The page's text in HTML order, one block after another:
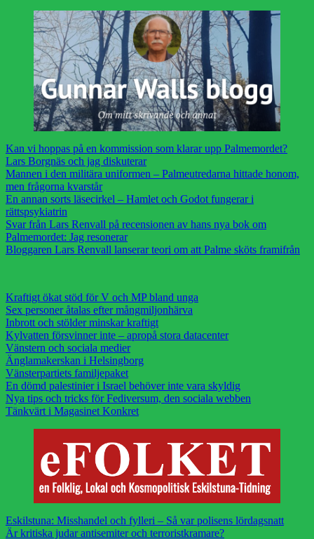
Kan vi hoppas på en kommission som klarar upp Palmemordet?
Lars Borgnäs och jag diskuterar
Mannen i den militära uniformen – Palmeutredarna hittade honom,
men frågorna kvarstår
En annan sorts läsecirkel – Hamlet och Godot fungerar i
rättspsykiatrin
Svar från Lars Renvall på recensionen av hans nya bok om
Palmemordet: Jag resonerar
Bloggaren Lars Renvall lanserar teori om att Palme sköts framifrån
Kraftigt ökat stöd för V och MP bland unga
Sex personer åtalas efter mångmiljonhärva
Inbrott och stölder minskar kraftigt
Kylvatten försvinner inte – apropå stora datacenter
Vänstern och sociala medier
Änglamakerskan i Helsingborg
Vänsterpartiets familjepaket
En dömd palestinier i Israel behöver inte vara skyldig
Nya tips och tricks för Fediversum, den sociala webben
Tänkvärt i Magasinet Konkret
Eskilstuna: Misshandel och fylleri – Så var polisens lördagsnatt
Är kritiska judar antisemiter och terroristkramare?